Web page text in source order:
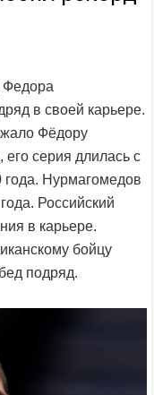
Федора
в своей карьере.
Фёдору
серия длилась с
года. Нурмагомедов
Российский
в карьере.
бойцу
подряд.